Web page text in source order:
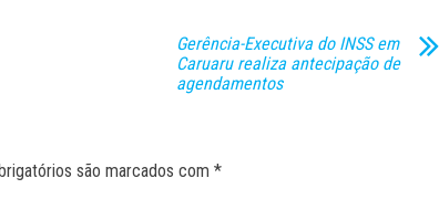
Gerência-Executiva do INSS em
Caruaru realiza antecipação de
agendamentos
são marcados com *